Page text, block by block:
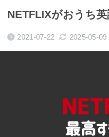
NETFLIXがおうち英
2021-07-22 2025-05-09